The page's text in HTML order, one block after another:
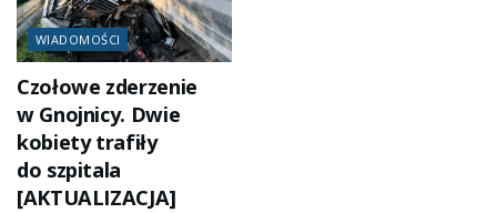
WIADOMOŚCI
Czołowe zderzenie
w Gnojnicy. Dwie
kobiety trafiły
do szpitala
[AKTUALIZACJA]